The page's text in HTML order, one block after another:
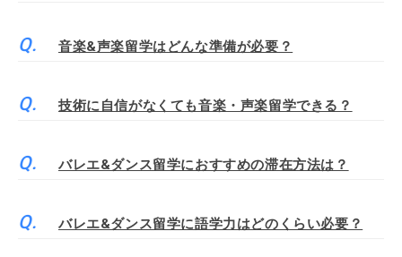
音楽&声楽留学はどんな準備が必要？
技術に自信がなくても音楽・声楽留学できる？
バレエ&ダンス留学におすすめの滞在方法は？
バレエ&ダンス留学に語学力はどのくらい必要？